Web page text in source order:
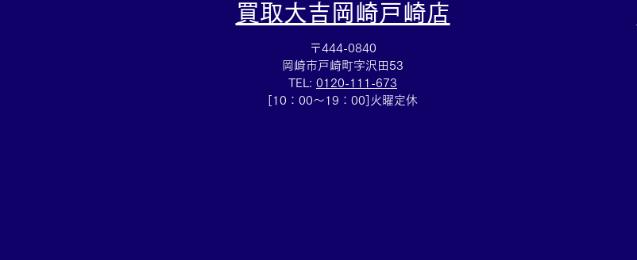
買取大吉岡崎戸崎店
〒444-0840
岡崎市戸崎町字沢田53
TEL: 0120-111-673
[10：00～19：00]火曜定休